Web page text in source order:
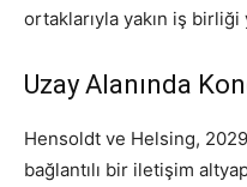
ortaklarıyla yakın iş
Uzay Alanında
Hensoldt ve Helsing,
bağlantılı bir iletişim